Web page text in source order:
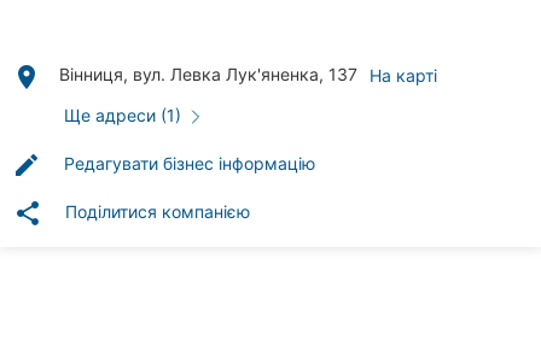
Приватні
place Вінниця, вул. Левка Лук'яненка, 137
На карті
Ще адреси (1)
edit Редагувати бізнес інформацію
share Поділитися компанією